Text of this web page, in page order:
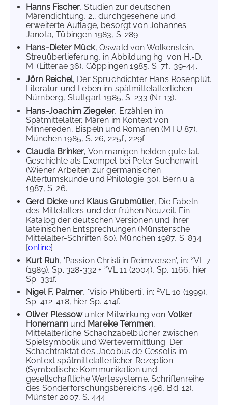
Hanns Fischer, Studien zur deutschen
Märendichtung, 2., durchgesehene und
erweiterte Auflage, besorgt von Johannes
Janota, Tübingen 1983, S. 289.
Hans-Dieter Mück, Oswald von Wolkenstein.
Streuüberlieferung, in Abbildung hg. von H.-D.
M. (Litterae 36), Göppingen 1985, S. 7f., 39-44.
Jörn Reichel, Der Spruchdichter Hans Rosenplüt.
Literatur und Leben im spätmittelalterlichen
Nürnberg, Stuttgart 1985, S. 233 (Nr. 13).
Hans-Joachim Ziegeler, Erzählen im
Spätmittelalter. Mären im Kontext von
Minnereden, Bispeln und Romanen (MTU 87),
München 1985, S. 26, 225f., 229f.
Claudia Brinker, Von manigen helden gute tat.
Geschichte als Exempel bei Peter Suchenwirt
(Wiener Arbeiten zur germanischen
Altertumskunde und Philologie 30), Bern u.a.
1987, S. 26.
Gerd Dickeund Klaus Grubmüller, Die Fabeln
des Mittelalters und der frühen Neuzeit. Ein
Katalog der deutschen Versionen und ihrer
lateinischen Entsprechungen (Münstersche
Mittelalter-Schriften 60), München 1987, S. 834.
[online]
Kurt Ruh, 'Passion Christi in Reimversen', in: 2VL 7
(1989), Sp. 328-332 + 2VL 11 (2004), Sp. 1166, hier
Sp. 331f.
Nigel F. Palmer, 'Visio Philiberti', in: 2VL 10 (1999),
Sp. 412-418, hier Sp. 414f.
Oliver Plessowunter Mitwirkung von Volker
Honemann und Mareike Temmen,
Mittelalterliche Schachzabelbücher zwischen
Spielsymbolik und Wertevermittlung. Der
Schachtraktat des Jacobus de Cessolis im
Kontext spätmittelalterlicher Rezeption
(Symbolische Kommunikation und
gesellschaftliche Wertesysteme. Schriftenreihe
des Sonderforschungsbereichs 496, Bd. 12),
Münster 2007, S. 444.